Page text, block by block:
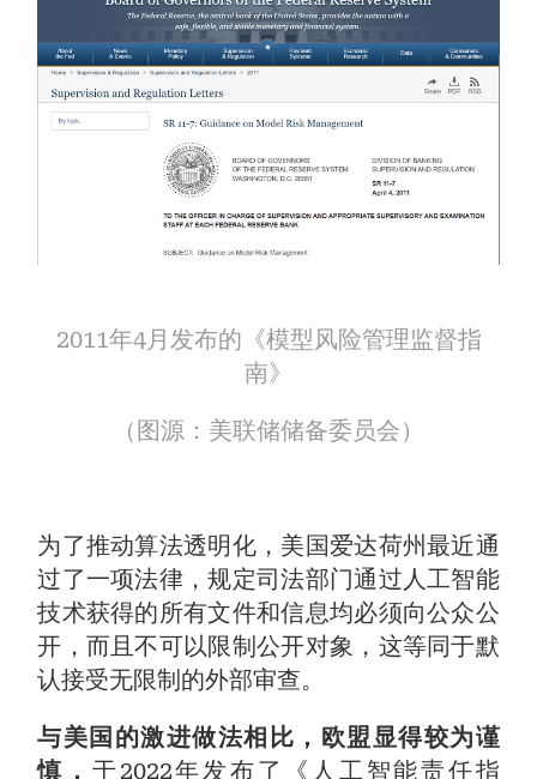
2011年4月发布的《模型风险管理监督指
南》
（图源：美联储储备委员会）
为了推动算法透明化，美国爱达荷州最近通
过了一项法律，规定司法部门通过人工智能
技术获得的所有文件和信息均必须向公众公
开，而且不可以限制公开对象，这等同于默
认接受无限制的外部审查。
与美国的激进做法相比，欧盟显得较为谨
慎， 于2022年发布了《人工智能责任指